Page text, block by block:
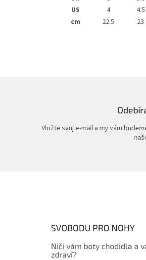
US
4 4.5
cm
22.5 23
Vložte svůj e-mail a my vám
SVOBODU PRO NOHY
Ničí vám boty chodidla a
zdraví?